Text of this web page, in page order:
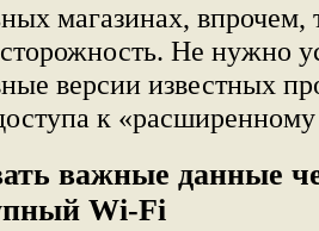
магазинах, впрочем,
Не нужно
версии известных
к
важные данные
Wi-Fi